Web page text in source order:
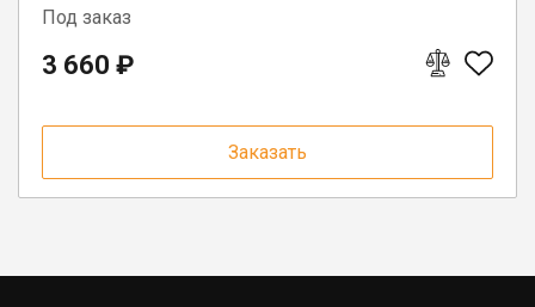
Под заказ
3 660 ₽
Заказать